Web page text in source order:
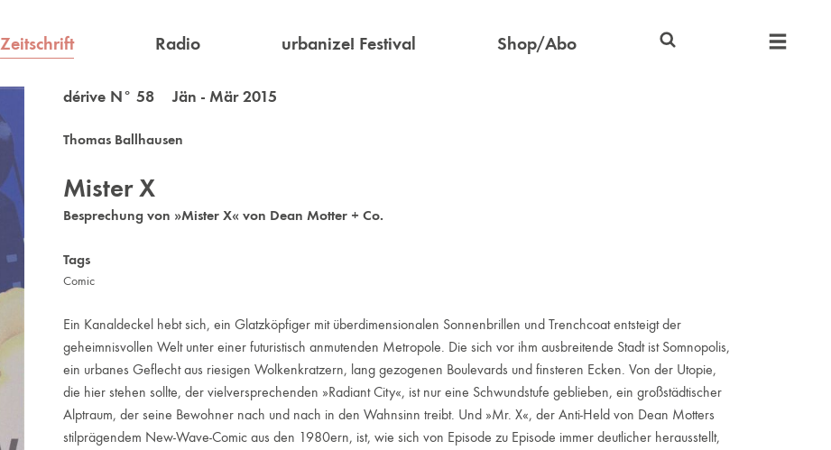
Zeitschrift Radio urbanize! Festival Shop/Abo
dérive N° 58 Jän - Mär 2015
Thomas Ballhausen
Mister X
Besprechung von »Mister X« von Dean Motter + Co.
Tags
Comic
Ein Kanaldeckel hebt sich, ein Glatzköpfiger mit überdimensionalen Sonnenbrillen und Trenchcoat entsteigt der
geheimnisvollen Welt unter einer futuristisch anmutenden Metropole. Die sich vor ihm ausbreitende Stadt ist Somnopolis,
ein urbanes Geflecht aus riesigen Wolkenkratzern, lang gezogenen Boulevards und finsteren Ecken. Von der Utopie,
die hier stehen sollte, der vielversprechenden »Radiant City«, ist nur eine Schwundstufe geblieben, ein großstädtischer
Alptraum, der seine Bewohner nach und nach in den Wahnsinn treibt. Und »Mr. X«, der Anti-Held von Dean Motters
stilprägendem New-Wave-Comic aus den 1980ern, ist, wie sich von Episode zu Episode immer deutlicher herausstellt,